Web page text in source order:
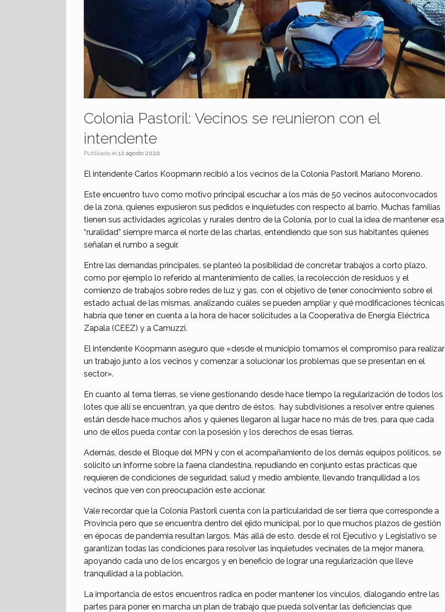
Colonia Pastoril: Vecinos se reunieron con el
intendente
Publicado el 12 agosto 2020
El intendente Carlos Koopmann recibió a los vecinos de la Colonia Pastoril Mariano Moreno.
Este encuentro tuvo como motivo principal escuchar a los más de 50 vecinos autoconvocados
de la zona, quienes expusieron sus pedidos e inquietudes con respecto al barrio. Muchas familias
tienen sus actividades agrícolas y rurales dentro de la Colonia, por lo cual la idea de mantener esa
“ruralidad” siempre marca el norte de las charlas, entendiendo que son sus habitantes quienes
señalan el rumbo a seguir.
Entre las demandas principales, se planteó la posibilidad de concretar trabajos a corto plazo,
como por ejemplo lo referido al mantenimiento de calles, la recolección de residuos y el
comienzo de trabajos sobre redes de luz y gas, con el objetivo de tener conocimiento sobre el
estado actual de las mismas, analizando cuáles se pueden ampliar y qué modificaciones técnicas
habría que tener en cuenta a la hora de hacer solicitudes a la Cooperativa de Energía Eléctrica
Zapala (CEEZ) y a Camuzzi.
El intendente Koopmann aseguro que «desde el municipio tomamos el compromiso para realizar
un trabajo junto a los vecinos y comenzar a solucionar los problemas que se presentan en el
sector».
En cuanto al tema tierras, se viene gestionando desde hace tiempo la regularización de todos los
lotes que allí se encuentran, ya que dentro de éstos, hay subdivisiones a resolver entre quienes
están desde hace muchos años y quienes llegaron al lugar hace no más de tres, para que cada
uno de ellos pueda contar con la posesión y los derechos de esas tierras.
Además, desde el Bloque del MPN y con el acompañamiento de los demás equipos políticos, se
solicitó un informe sobre la faena clandestina, repudiando en conjunto estas prácticas que
requieren de condiciones de seguridad, salud y medio ambiente, llevando tranquilidad a los
vecinos que ven con preocupación este accionar.
Vale recordar que la Colonia Pastoril cuenta con la particularidad de ser tierra que corresponde a
Provincia pero que se encuentra dentro del ejido municipal, por lo que muchos plazos de gestión
en épocas de pandemia resultan largos. Más allá de esto, desde el rol Ejecutivo y Legislativo se
garantizan todas las condiciones para resolver las inquietudes vecinales de la mejor manera,
apoyando cada uno de los encargos y en beneficio de lograr una regularización que lleve
tranquilidad a la población.
La importancia de estos encuentros radica en poder mantener los vínculos, dialogando entre las
partes para poner en marcha un plan de trabajo que pueda solventar las deficiencias que